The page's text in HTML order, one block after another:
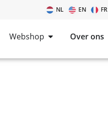
NL EN FR
Webshop Over ons